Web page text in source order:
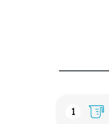
1